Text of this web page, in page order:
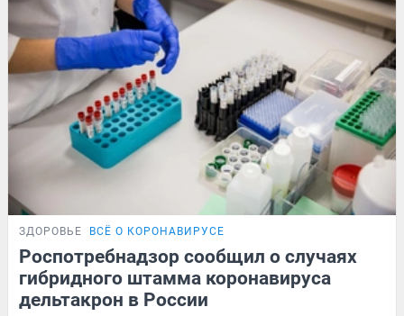
ЗДОРОВЬЕ ВСЁ О КОРОНАВИРУСЕ
Роспотребнадзор сообщил о случаях
гибридного штамма коронавируса
дельтакрон в России